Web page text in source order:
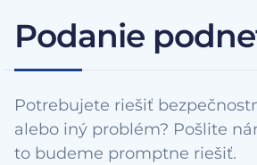
Podanie
Potrebujete riešiť
alebo iný problém? Pošlite
to budeme promptne riešiť.